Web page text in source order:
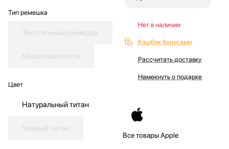
Тип ремешка
Текстильный ремешок
Миланская петля
Цвет
Натуральный титан
Черный титан
Нет в наличии
Кэшбэк бонусами
Рассчитать доставку
Намекнуть о подарке
Все товары Apple